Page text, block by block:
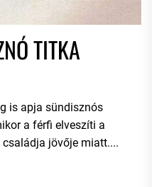
TITKA
is apja sündisznós
a férfi elveszíti a
jövője miatt....